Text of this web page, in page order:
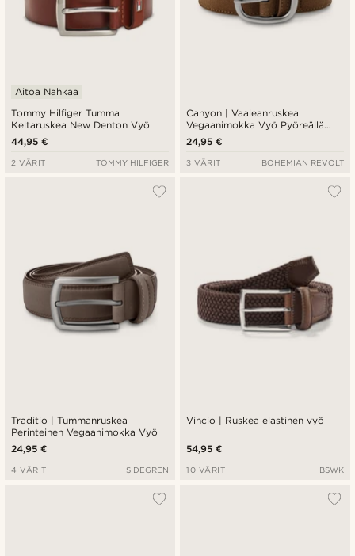
Tommy Hilfiger Tumma
Keltaruskea New Denton Vyö
Aitoa Nahkaa
44,95 €
2 VÄRIT TOMMY HILFIGER
Canyon | Vaaleanruskea
Vegaanimokka Vyö Pyöreällä
Soljella
24,95 €
3 VÄRIT BOHEMIAN REVOLT
Traditio | Tummanruskea
Perinteinen Vegaanimokka Vyö
24,95 €
4 VÄRIT SIDEGREN
Vincio | Ruskea elastinen vyö
54,95 €
10 VÄRIT BSWK